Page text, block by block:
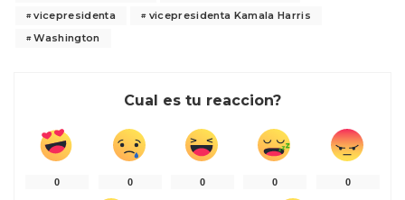
vicepresidenta
vicepresidenta Kamala Harris
Washington
Cual es tu reaccion?
0 0 0 0 0